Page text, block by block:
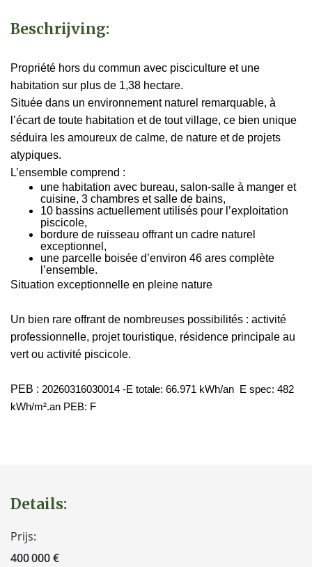
Beschrijving:
Propriété hors du commun avec pisciculture et une
habitation sur plus de 1,38 hectare.
Située dans un environnement naturel remarquable, à
l’écart de toute habitation et de tout village, ce bien unique
séduira les amoureux de calme, de nature et de projets
atypiques.
L’ensemble comprend :
une habitation avec bureau, salon-salle à manger et
cuisine, 3 chambres et salle de bains,
10 bassins actuellement utilisés pour l’exploitation
piscicole,
bordure de ruisseau offrant un cadre naturel
exceptionnel,
une parcelle boisée d’environ 46 ares complète
l’ensemble.
Situation exceptionnelle en pleine nature
Un bien rare offrant de nombreuses possibilités : activité
professionnelle, projet touristique, résidence principale au
vert ou activité piscicole.
PEB : 20260316030014 -E totale: 66.971 kWh/an E spec: 482
kWh/m².an PEB: F
Details:
Prijs:
400 000 €